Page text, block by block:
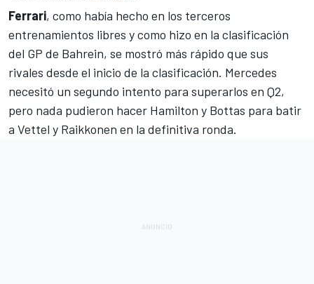
Ferrari, como había hecho en los terceros
entrenamientos libres ycomo hizo en la clasificación
del GP de Bahrein, se mostró más rápido que sus
rivales desde el inicio de la clasificación. Mercedes
necesitó un segundo intento para superarlos en Q2,
pero nada pudieron hacer Hamilton y Bottas para batir
a Vettel y Raikkonen en la definitiva ronda.